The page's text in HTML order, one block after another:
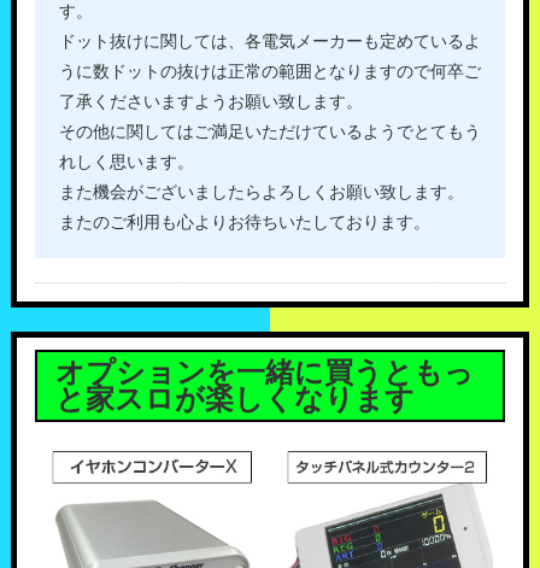
す。
ドット抜けに関しては、各電気メーカーも定めているよ
うに数ドットの抜けは正常の範囲となりますので何卒ご
了承くださいますようお願い致します。
その他に関してはご満足いただけているようでとてもう
れしく思います。
また機会がございましたらよろしくお願い致します。
またのご利用も心よりお待ちいたしております。
オプションを一緒に買うともっ
と家スロが楽しくなります